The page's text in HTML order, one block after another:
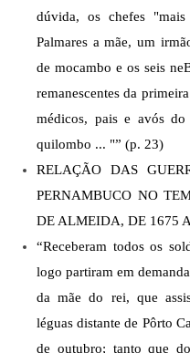
dúvida, os chefes
Palmares a mãe, um
de mocambo e os seis
remanescentes da
médicos, pais e avós
quilombo ... "” (p. 23)
RELAÇÃO DAS
PERNAMBUCO NO
DE ALMEIDA, DE 1675
“Receberam todos os
logo partiram em
da mãe do rei, que
léguas distante de Pôrto
de outubro; tanto que